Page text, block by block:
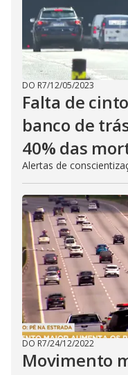
DO R7/12/05/2023
Falta de
banco de
40% das
Alertas de
DO R7/24/12/2022
Movimento